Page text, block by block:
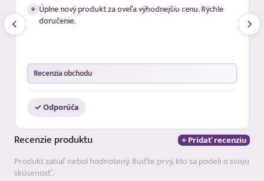
+ Úplne nový produkt za oveľa výhodnejšiu cenu. Rýchle
doručenie.
Recenzia obchodu
✓ Odporúča
Recenzie produktu
+ Pridať recenziu
Produkt zatiaľ nebol hodnotený. Buďte prvý, kto sa podelí o svoju
skúsenosť.